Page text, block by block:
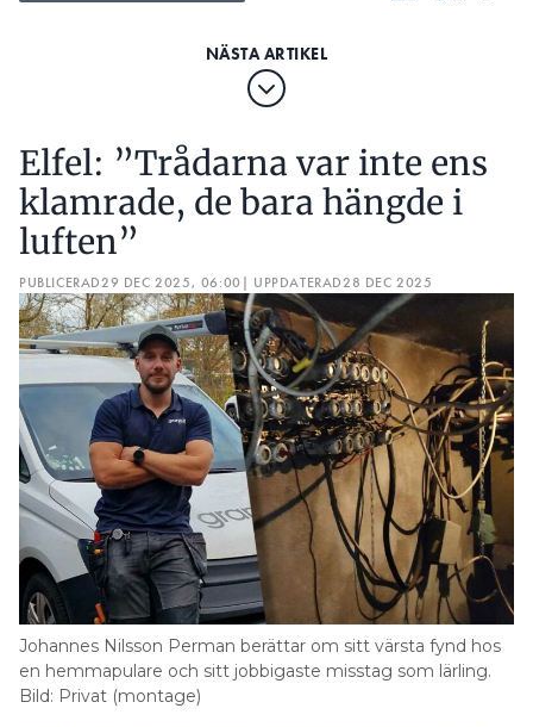
Elfel: ”Trådarna var inte ens
klamrade, de bara hängde i
luften”
PUBLICERAD29 DEC 2025, 06:00 | UPPDATERAD28 DEC 2025
Johannes Nilsson Perman berättar om sitt värsta fynd hos
en hemmapulare och sitt jobbigaste misstag som lärling.
Bild: Privat (montage)